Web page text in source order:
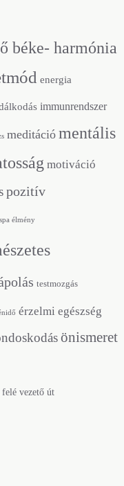
béke- harmónia
energia
immunrendszer
meditáció mentális
motiváció
pozitív
spa élmény
testmozgás
érzelmi egészség
önismeret